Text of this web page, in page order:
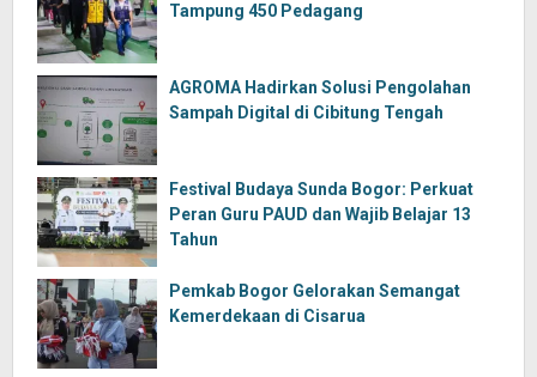
Tampung 450 Pedagang
AGROMA Hadirkan Solusi Pengolahan
Sampah Digital di Cibitung Tengah
Festival Budaya Sunda Bogor: Perkuat
Peran Guru PAUD dan Wajib Belajar 13
Tahun
Pemkab Bogor Gelorakan Semangat
Kemerdekaan di Cisarua